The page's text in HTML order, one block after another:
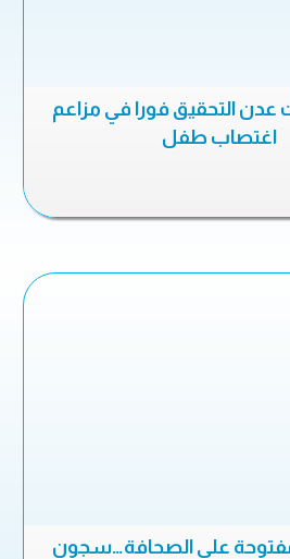
التحقيق فورا في مزاعم
اغتصاب طفل
على الصحافة…سجون